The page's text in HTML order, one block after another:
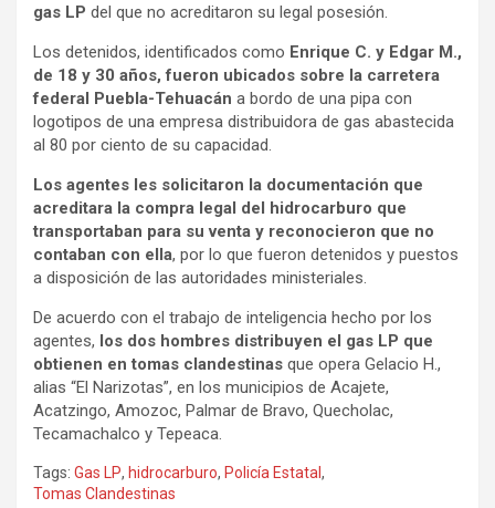
gas LP del que no acreditaron su legal posesión.
Los detenidos, identificados como Enrique C. y Edgar M.,
de 18 y 30 años, fueron ubicados sobre la carretera
federal Puebla-Tehuacán a bordo de una pipa con
logotipos de una empresa distribuidora de gas abastecida
al 80 por ciento de su capacidad.
Los agentes les solicitaron la documentación que
acreditara la compra legal del hidrocarburo que
transportaban para su venta y reconocieron que no
contaban con ella, por lo que fueron detenidos y puestos
a disposición de las autoridades ministeriales.
De acuerdo con el trabajo de inteligencia hecho por los
agentes, los dos hombres distribuyen el gas LP que
obtienen en tomas clandestinas que opera Gelacio H.,
alias “El Narizotas”, en los municipios de Acajete,
Acatzingo, Amozoc, Palmar de Bravo, Quecholac,
Tecamachalco y Tepeaca.
Tags: Gas LP, hidrocarburo, Policía Estatal,
Tomas Clandestinas